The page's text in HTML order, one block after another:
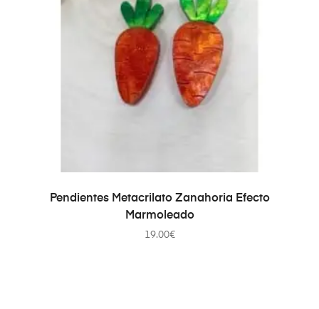
AÑADIR AL CARRITO
Pendientes Metacrilato Zanahoria Efecto
Marmoleado
19.00€